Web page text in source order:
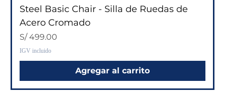
Steel Basic Chair - Silla de Ruedas de
Acero Cromado
Precio
S/ 499.00
IGV incluido
Agregar al carrito